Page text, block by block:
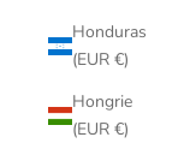
Honduras
(EUR €)
Hongrie
(EUR €)